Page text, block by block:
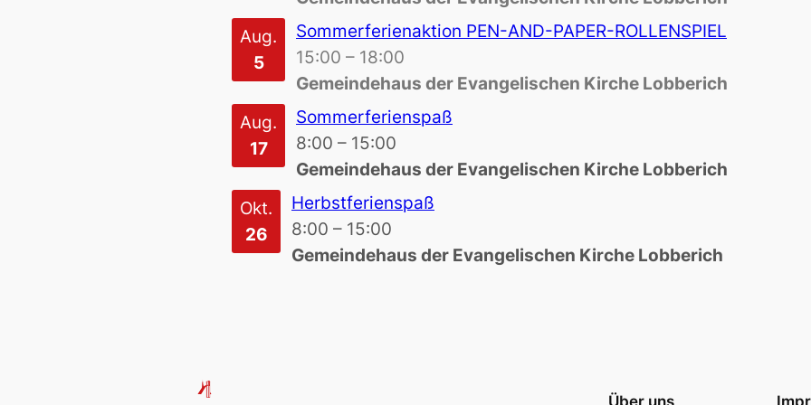
Aug.
5
Sommerferienaktion PEN-AND-PAPER-ROLLENSPIEL
15:00 – 18:00
Gemeindehaus der Evangelischen Kirche Lobberich
Aug.
17
Sommerferienspaß
8:00 – 15:00
Gemeindehaus der Evangelischen Kirche Lobberich
Okt.
26
Herbstferienspaß
8:00 – 15:00
Gemeindehaus der Evangelischen Kirche Lobberich